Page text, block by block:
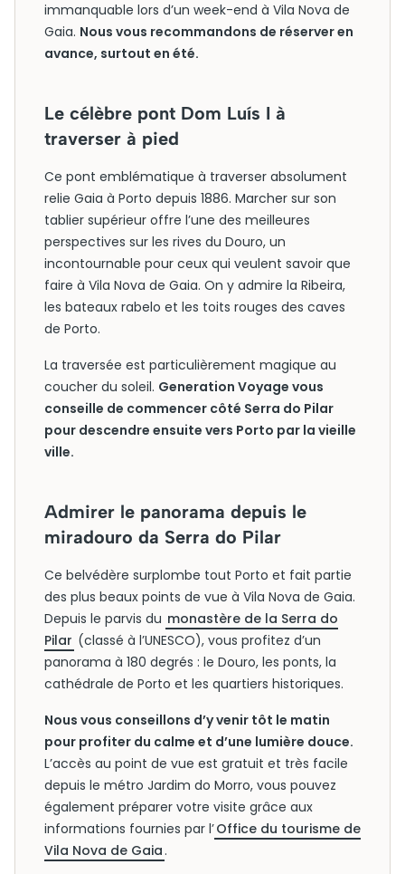
immanquable lors d’un week-end à Vila Nova de
Gaia. Nous vous recommandons de réserver en
avance, surtout en été.
Le célèbre pont Dom Luís I à
traverser à pied
Ce pont emblématique à traverser absolument
relie Gaia à Porto depuis 1886. Marcher sur son
tablier supérieur offre l’une des meilleures
perspectives sur les rives du Douro, un
incontournable pour ceux qui veulent savoir que
faire à Vila Nova de Gaia. On y admire la Ribeira,
les bateaux rabelo et les toits rouges des caves
de Porto.
La traversée est particulièrement magique au
coucher du soleil. Generation Voyage vous
conseille de commencer côté Serra do Pilar
pour descendre ensuite vers Porto par la vieille
ville.
Admirer le panorama depuis le
miradouro da Serra do Pilar
Ce belvédère surplombe tout Porto et fait partie
des plus beaux points de vue à Vila Nova de Gaia.
Depuis le parvis du monastère de la Serra do
Pilar (classé à l’UNESCO), vous profitez d’un
panorama à 180 degrés : le Douro, les ponts, la
cathédrale de Porto et les quartiers historiques.
Nous vous conseillons d’y venir tôt le matin
pour profiter du calme et d’une lumière douce.
L’accès au point de vue est gratuit et très facile
depuis le métro Jardim do Morro, vous pouvez
également préparer votre visite grâce aux
informations fournies par l’Office du tourisme de
Vila Nova de Gaia .